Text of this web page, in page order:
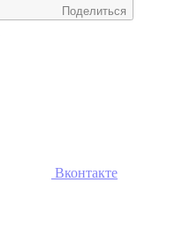
Поделиться
Вконтакте